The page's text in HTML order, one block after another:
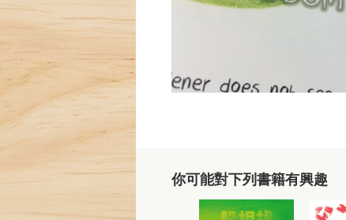
你可能對下列書籍有興趣